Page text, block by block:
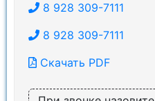
8 928 309-7111
8 928 309-7111
Скачать PDF